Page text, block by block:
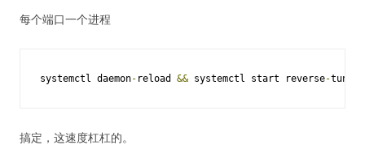
每个端口一个进程
systemctl daemon- reload && systemctl start reverse-
搞定，这速度杠杠的。